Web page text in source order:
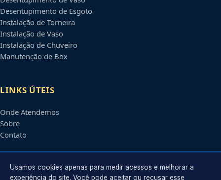
Desentupimento de Esgoto
Instalação de Torneira
Instalação de Vaso
Instalação de Chuveiro
Manutenção de Box
LINKS ÚTEIS
Onde Atendemos
Sobre
Contato
CONTATO
Usamos cookies apenas para medir acessos e melhorar a
experiência do site. Você pode aceitar ou recusar esse